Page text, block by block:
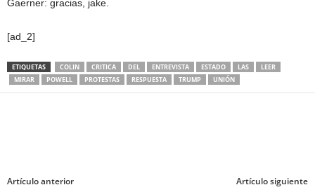
Gaerner: gracias, jake.
[ad_2]
ETIQUETAS COLIN CRITICA DEL ENTREVISTA ESTADO LAS
LEER
MIRAR
POWELL PROTESTAS RESPUESTA TRUMP UNIÓN
Artículo anterior Artículo siguiente